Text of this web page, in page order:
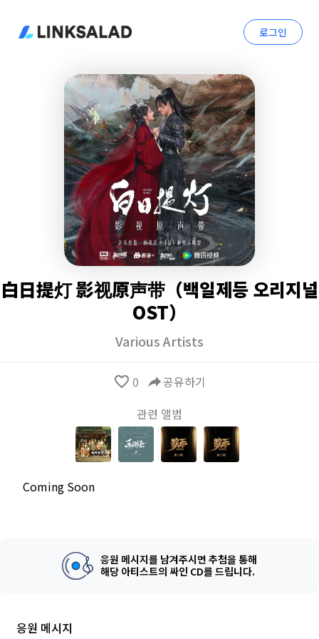
로그인
白日提灯 影视原声带（백일제등 오리지널
OST）
Various Artists
favorite_border 0 reply공유하기
관련 앨범
Coming Soon
응원 메시지를 남겨주시면 추첨을 통해
해당 아티스트의 싸인 CD를 드립니다.
응원 메시지